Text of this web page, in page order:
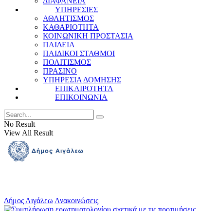
ΥΠΗΡΕΣΙΕΣ
ΑΘΛΗΤΙΣΜΟΣ
ΚΑΘΑΡΙΟΤΗΤΑ
ΚΟΙΝΩΝΙΚΗ ΠΡΟΣΤΑΣΙΑ
ΠΑΙΔΕΙΑ
ΠΑΙΔΙΚΟΙ ΣΤΑΘΜΟΙ
ΠΟΛΙΤΙΣΜΟΣ
ΠΡΑΣΙΝΟ
ΥΠΗΡΕΣΙΑ ΔΟΜΗΣΗΣ
ΕΠΙΚΑΙΡΟΤΗΤΑ
ΕΠΙΚΟΙΝΩΝΙΑ
No Result
View All Result
Δήμος Αιγάλεω Ανακοινώσεις